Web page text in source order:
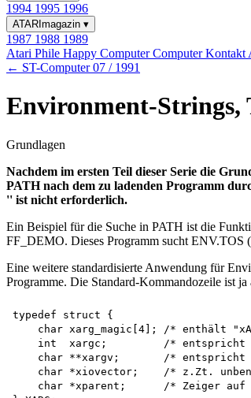
1994 1995 1996
ATARImagazin ▾
1987 1988 1989
Atari Phile Happy ComputerComputer Kontakt
← ST-Computer 07 / 1991
Environment-Strings,
Grundlagen
Nachdem im ersten Teil dieser Serie die
PATH nach dem zu ladenden Programm
'' ist nicht erforderlich.
Ein Beispiel für die Suche in PATH ist die
FF_DEMO. Dieses Programm sucht ENV.TOS
Eine weitere standardisierte Anwendung für
Programme. Die Standard-Kommandozeile ist
typedef struct {
char xarg_magic[4]; /* enthält
int  xargc;         /* entspricht
char **xargv;       /* entspricht
char *xiovector;    /* z.Zt.
char *xparent;      /* Zeiger